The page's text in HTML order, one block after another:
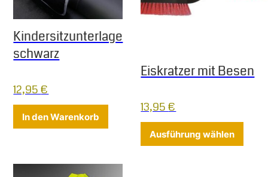
Kindersitzunterlage
schwarz
12,95€
In den Warenkorb
Eiskratzer mit Besen
13,95€
Ausführung wählen